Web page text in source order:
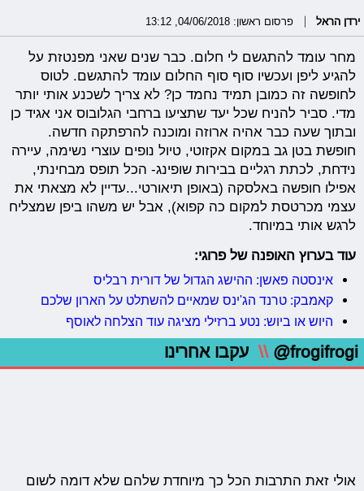
ירדן הראל פרסום ראשון: 04/06/2018, 13:12
מחר עומד להתגשם לי חלום. כבר שנים שאני מפנטזת על
להגיע ליפן ועכשיו סוף סוף החלום עומד להתגשם. לטוס
לחופשה זה כמובן תמיד נחמד כן? לא צריך לשכנע אותי יותר
מדי. סביר להניח שכל יעד שתציעו ברחבי הגלובוס אני אגיד כן
ובתוך שעה כבר אהיה ארוזה ומוכנה להרפתקה חדשה.
חופשת בטן גב במקום אקזוטי, טיול נופים עוצרי נשימה, עיירה
נידחת, לכתת רגליים בבירות שופינג- הכל תופס מבחינתי,
אפילו חופשה באלסקה (באופן תיאורטי...עדיין לא מצאתי את
עצמי מכרטסת למקום כה קפוא), אבל יש משהו ביפן שמצליח
לרגש אותי במיוחד.
עוד בערוץ האופנה של פרוגי:
אינסטה פאשן: ההישג הגדול של דורית רבליס
קאמבק: טרנד הג'ינס שמאיים להשתלט על הארון שלכם
היוש או ביוש: נטע ברזילי מציגה עוד הצלחה לאוסף
@frogifrogi
\\ עקבו אחרינו
אולי זאת התרבות הכל כך מיוחדת שלהם שלא דומה לשום